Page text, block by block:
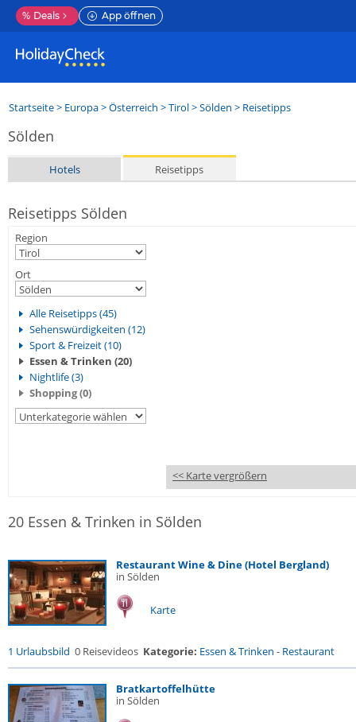
% Deals App öffnen
Startseite> Europa>Österreich >Tirol>Sölden > Reisetipps
Sölden
Hotels Reisetipps
Reisetipps Sölden
Region
Ort
Alle Reisetipps (45)
Sehenswürdigkeiten (12)
Sport & Freizeit (10)
Essen & Trinken (20)
Nightlife (3)
Shopping (0)
<< Karte vergrößern
20 Essen & Trinken in Sölden
Restaurant Wine & Dine (Hotel Bergland)
in Sölden
Karte
1 Urlaubsbild 0 Reisevideos Kategorie: Essen & Trinken - Restaurant
Bratkartoffelhütte
in Sölden